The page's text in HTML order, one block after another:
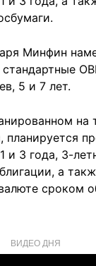
Минфин
5 и 7 лет.
планируется
и 3 года, 3-
а
сроком
ВИДЕО ДНЯ